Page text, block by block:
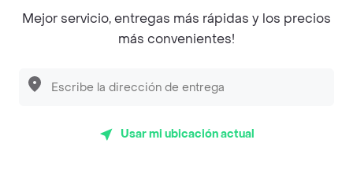
Facebook
Twitter
Instagram
Rappi S.A.S. --- NIT 900.843.898-9 --- Calle 63 # 16A-02
Mejor servicio, entregas más rápidas y los precios
más convenientes!
Usar mi ubicación actual